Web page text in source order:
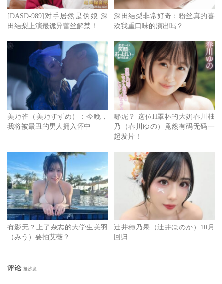
还好，向来有话直说的她也给了明确的答案，不管是艾薇、
各种演出活动还是恵比寿マスカッツ(惠比寿麝香葡萄)她一
个也不会放弃，所以照理来说她还是她，我们只要熟悉ゆー
りまん(Yuriman)这个新艺名就行：
但，真的这么简单吗？
[DASD-989]对手居然是伪娘 深
田结梨上演最诡异蕾丝解禁！
深田结梨非常好奇：粉丝真的喜
欢我重口味的演出吗？
美乃雀（美乃すずめ）：今晚，
我将被最丑的男人拥入怀中
哪泥？ 这位H罩杯的大奶春川柚
乃（春川ゆの）竟然有码无码一
起发片！
有影无？上了杂志的大学生美羽
（みう）要拍艾薇？
辻井穗乃果（辻井ほのか）10月
回归
评论 抢沙发